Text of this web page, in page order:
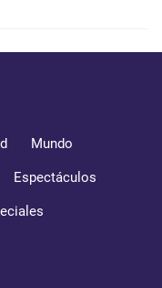
Mundo
Espectáculos